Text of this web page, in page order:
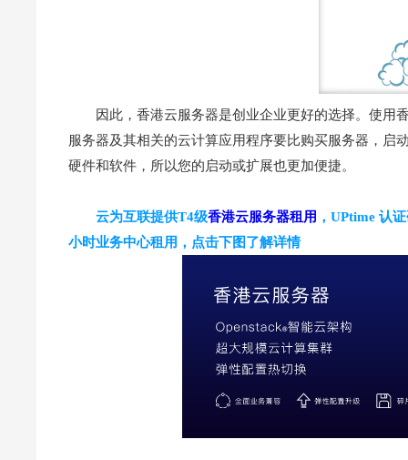
因此，香港云服务器是创业企业更好的选择。使用
服务器及其相关的云计算应用程序要比购买服务器，启
硬件和软件，所以您的启动或扩展也更加便捷。
云为互联提供T4级香港云服务器租用 ，UPtime 认
小时业务中心租用，点击下图了解详情